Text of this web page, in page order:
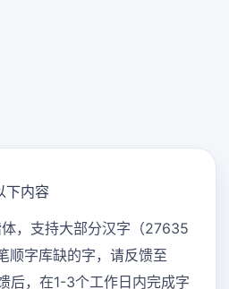
下内容
，支持大部分汉字（27635
顺字库缺的字，请反馈至
后，在1-3个工作日内完成字